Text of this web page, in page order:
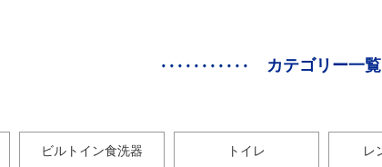
カテゴリー一覧
ビルトイン食洗器 トイレ レ